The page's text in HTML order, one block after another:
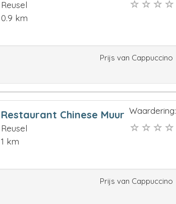
Reusel
0.9 km
Prijs van Cappuccino
Restaurant Chinese Muur
Reusel
1 km
Waardering:
Prijs van Cappuccino